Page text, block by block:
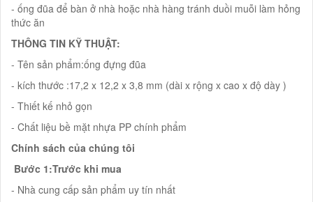
- ống đũa để bàn ở nhà hoặc nhà hàng tránh duồi muỗi làm hỏng
thức ăn
THÔNG TIN KỸ THUẬT:
- Tên sản phẩm:ống đựng đũa
- kích thước :17,2 x 12,2 x 3,8 mm (dài x rộng x cao x độ dày )
- Thiết kế nhỏ gọn
- Chất liệu bề mặt nhựa PP chính phẩm
Chính sách của chúng tôi
Bước 1:Trước khi mua
- Nhà cung cấp sản phẩm uy tín nhất